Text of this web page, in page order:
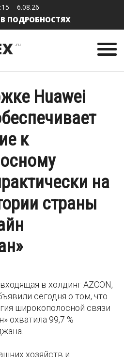
6.08.26
ПОДРОБНОСТЯХ
Huawei
к
на
страны
в холдинг AZCON,
сегодня о том, что
широкополосной связи
охватила 99,7 %
хозяйств и